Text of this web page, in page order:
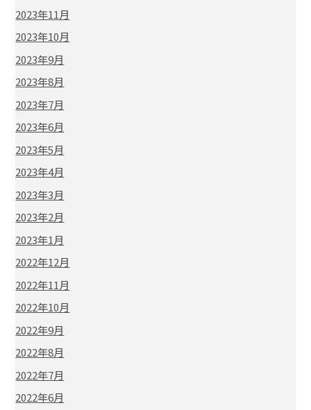
2023年11月
2023年10月
2023年9月
2023年8月
2023年7月
2023年6月
2023年5月
2023年4月
2023年3月
2023年2月
2023年1月
2022年12月
2022年11月
2022年10月
2022年9月
2022年8月
2022年7月
2022年6月